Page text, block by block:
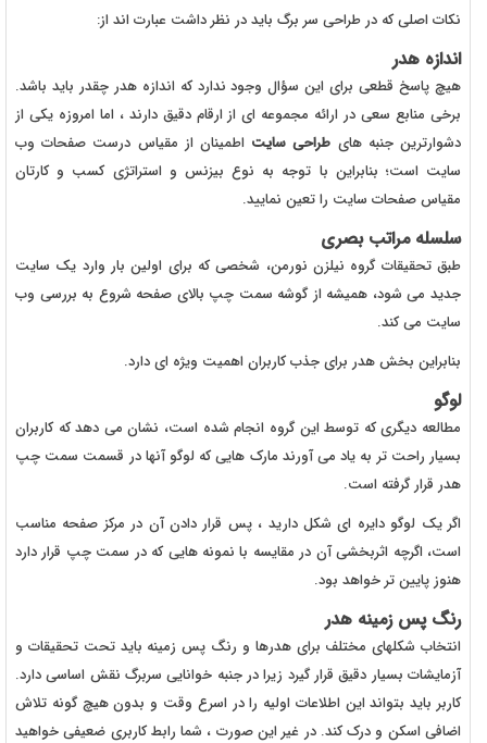
نکات اصلی که در طراحی سر برگ باید در نظر داشت عبارت اند از:
اندازه هدر
هیچ پاسخ قطعی برای این سؤال وجود ندارد که اندازه هدر چقدر باید باشد.
برخی منابع سعی در ارائه مجموعه ای از ارقام دقیق دارند ، اما امروزه یکی از
دشوارترین جنبه های طراحی سایت اطمینان از مقیاس درست صفحات وب
سایت است؛ بنابراین با توجه به نوع بیزنس و استراتژی کسب و کارتان
مقیاس صفحات سایت را تعین نمایید.
سلسله مراتب بصری
طبق تحقیقات گروه نیلزن نورمن، شخصی که برای اولین بار وارد یک سایت
جدید می شود، همیشه از گوشه سمت چپ بالای صفحه شروع به بررسی وب
سایت می کند.
بنابراین بخش هدر برای جذب کاربران اهمیت ویژه ای دارد.
لوگو
مطالعه دیگری که توسط این گروه انجام شده است، نشان می دهد که کاربران
بسیار راحت تر به یاد می آورند مارک هایی که لوگو آنها در قسمت سمت چپ
هدر قرار گرفته است.
اگر یک لوگو دایره ای شکل دارید ، پس قرار دادن آن در مرکز صفحه مناسب
است، اگرچه اثربخشی آن در مقایسه با نمونه هایی که در سمت چپ قرار دارد
هنوز پایین تر خواهد بود.
رنگ پس زمینه هدر
انتخاب شکلهای مختلف برای هدرها و رنگ پس زمینه باید تحت تحقیقات و
آزمایشات بسیار دقیق قرار گیرد زیرا در جنبه خوانایی سربرگ نقش اساسی دارد.
کاربر باید بتواند این اطلاعات اولیه را در اسرع وقت و بدون هیچ گونه تلاش
اضافی اسکن و درک کند. در غیر این صورت ، شما رابط کاربری ضعیفی خواهید